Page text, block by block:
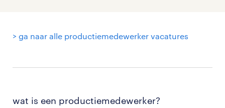
> ga naar alle productiemedewerker vacatures
wat is een productiemedewerker?